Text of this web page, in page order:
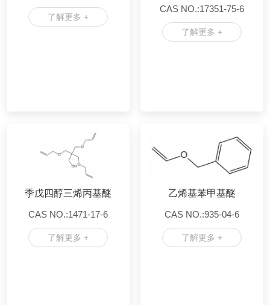
了解更多 +
CAS NO.:17351-75-6
了解更多 +
季戊四醇三烯丙基醚
CAS NO.:1471-17-6
了解更多 +
乙烯基苯甲基醚
CAS NO.:935-04-6
了解更多 +